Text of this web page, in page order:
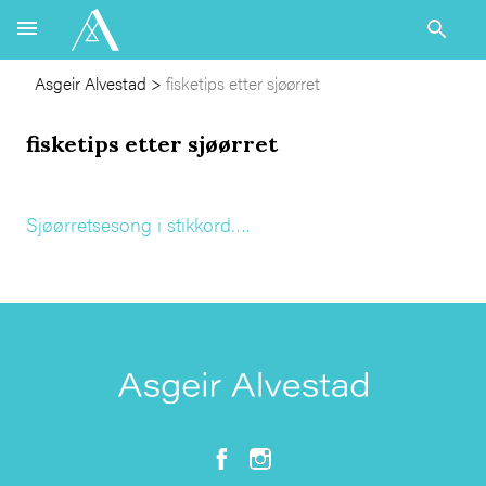
Asgeir Alvestad > fisketips etter sjøørret
fisketips etter sjøørret
Sjøørretsesong i stikkord….